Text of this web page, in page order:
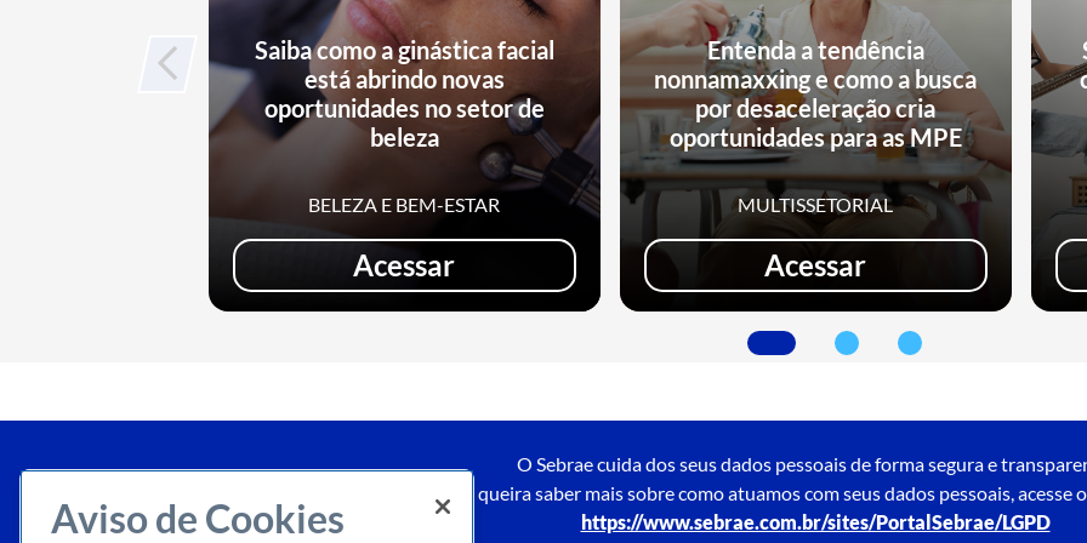
Saiba como a ginástica facial
está abrindo novas
oportunidades no setor de
beleza
BELEZA E BEM-ESTAR
Acessar
Entenda a tendência
nonnamaxxing e como a busca
por desaceleração cria
oportunidades para as MPE
MULTISSETORIAL
Acessar
O Sebrae cuida dos seus dados pessoais de forma segura e
Caso queira saber mais sobre como atuamos com seus dados pessoais, acesse
https://www.sebrae.com.br/sites/PortalSebrae/LGPD
Aviso de Cookies